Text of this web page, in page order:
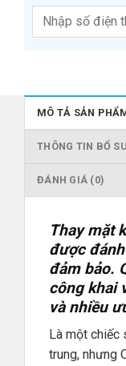
MÔ TẢ SẢN
THÔNG TIN BỔ
ĐÁNH GIÁ (0)
Thay mặt
được
đảm bảo.
công khai
và nhiều
Là một chiếc
trung, nhưng